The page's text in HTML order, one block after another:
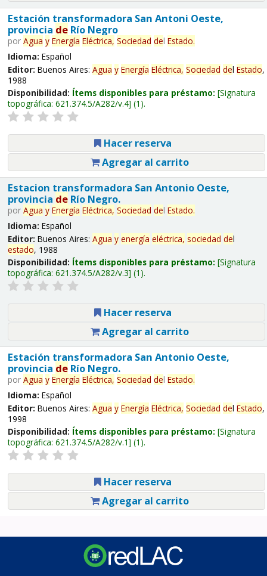
Estación transformadora San Antoni Oeste,
provincia deRío Negro
por Agua y Energía Eléctrica, Sociedad del Estado.
Idioma: Español
Editor: Buenos Aires: Agua y Energía Eléctrica, Sociedad del Estado,
1988
Disponibilidad: Ítems disponibles para préstamo: Signatura
topográfica: 621.374.5/A282/v.4 (1).
Hacer reserva
Agregar al carrito
Estacion transformadora San Antonio Oeste,
provincia deRío Negro.
por Agua y Energía Eléctrica, Sociedad del Estado.
Idioma: Español
Editor: Buenos Aires: Agua y energía eléctrica, sociedad del
estado, 1988
Disponibilidad: Ítems disponibles para préstamo: Signatura
topográfica: 621.374.5/A282/v.3 (1).
Hacer reserva
Agregar al carrito
Estación transformadora San Antonio Oeste,
provincia deRío Negro.
por Agua y Energía Eléctrica, Sociedad del Estado.
Idioma: Español
Editor: Buenos Aires: Agua y Energía Eléctrica, Sociedad del Estado,
1998
Disponibilidad: Ítems disponibles para préstamo: Signatura
topográfica: 621.374.5/A282/v.1 (1).
Hacer reserva
Agregar al carrito